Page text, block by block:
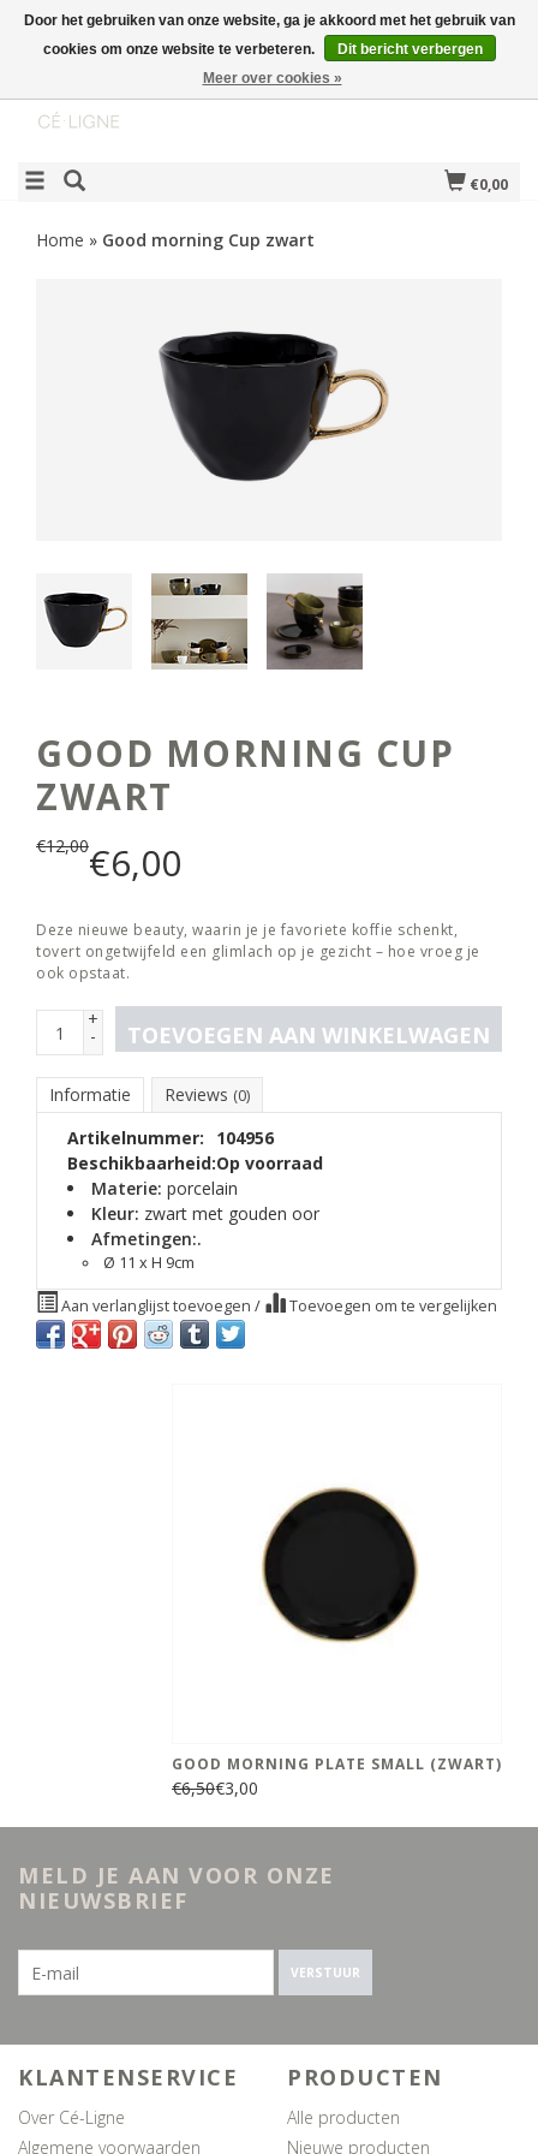
€0,00
Home » Good morning Cup zwart
GOOD MORNING CUP
ZWART
€12,00€6,00
Deze nieuwe beauty, waarin je je favoriete koffie schenkt,
tovert ongetwijfeld een glimlach op je gezicht – hoe vroeg je
ook opstaat.
+
- TOEVOEGEN AAN WINKELWAGEN
Informatie Reviews (0)
Artikelnummer:
104956
Beschikbaarheid:Op voorraad
Materie: porcelain
Kleur: zwart met gouden oor
Afmetingen:.
Ø 11 x H 9cm
Aan verlanglijst toevoegen / Toevoegen om te vergelijken
GOOD MORNING PLATE SMALL (ZWART)
€6,50€3,00
MELD JE AAN VOOR ONZE
NIEUWSBRIEF
VERSTUUR
KLANTENSERVICE
Over Cé-Ligne
Algemene voorwaarden
PRODUCTEN
Alle producten
Nieuwe producten
Door het gebruiken van onze website, ga je akkoord met het gebruik van
cookies om onze website te verbeteren.
Dit bericht verbergen
Meer over cookies »